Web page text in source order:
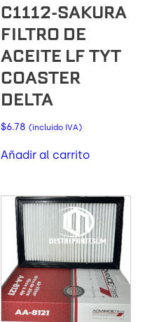
C1112-SAKURA
FILTRO DE
ACEITE LF TYT
COASTER
DELTA
$6.78 (incluido IVA)
Añadir al carrito